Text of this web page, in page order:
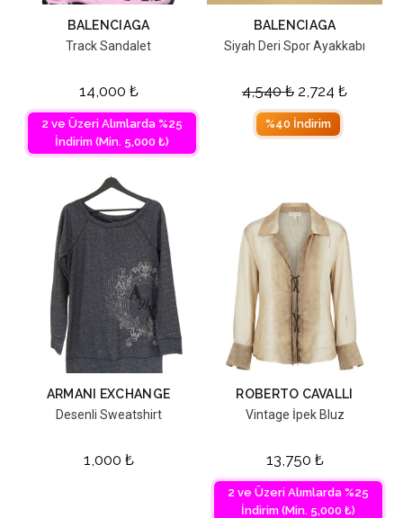
BALENCIAGA
Track Sandalet
14,000 ₺
2 ve Üzeri Alımlarda %25
İndirim (Min. 5,000 ₺)
BALENCIAGA
Siyah Deri Spor Ayakkabı
4,540₺ 2,724 ₺
%40 İndirim
ARMANI EXCHANGE
Desenli Sweatshirt
1,000 ₺
ROBERTO CAVALLI
Vintage İpek Bluz
13,750 ₺
2 ve Üzeri Alımlarda %25
İndirim (Min. 5,000 ₺)